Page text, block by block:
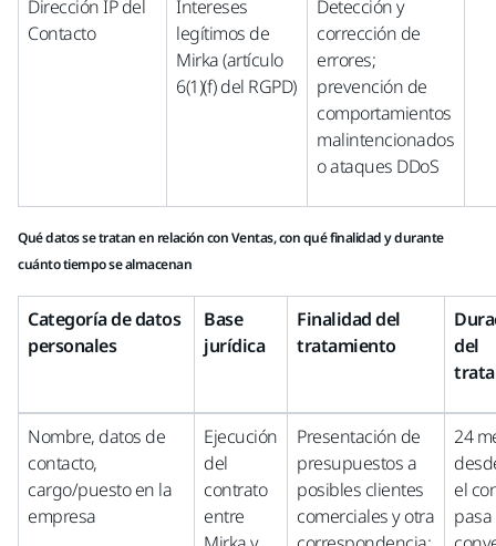
Dirección IP del
Contacto
Intereses
legítimos de
Mirka (artículo
6(1)(f) del RGPD)
Detección y
corrección de
errores;
prevención de
comportamientos
malintencionados
o ataques DDoS
Qué datos se tratan en relación con Ventas, con qué finalidad y durante
cuánto tiempo se almacenan
Categoría de datos
personales
Base
jurídica
Finalidad del
tratamiento
del
Nombre, datos de
contacto,
cargo/puesto en la
empresa
Ejecución
del
contrato
entre
Presentación de
presupuestos a
posibles clientes
comerciales y otra
24
el
pasa